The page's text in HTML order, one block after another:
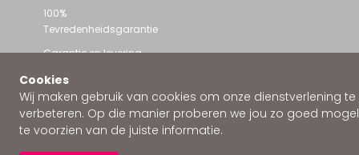
Cookies
Wij maken gebruik van cookies om onze dienstverlening te
verbeteren. Op die manier proberen we jou zo goed
te voorzien van de juiste informatie.
100%
Tevredenheidsgarantie
Garantie en levering
Contact met Wallstars
WhatsApp ons